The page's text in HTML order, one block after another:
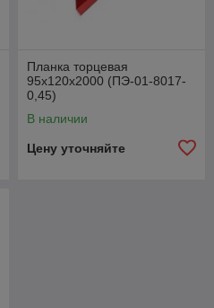
Планка торцевая
95х120х2000 (ПЭ-01-8017-
0,45)
В наличии
Цену уточняйте